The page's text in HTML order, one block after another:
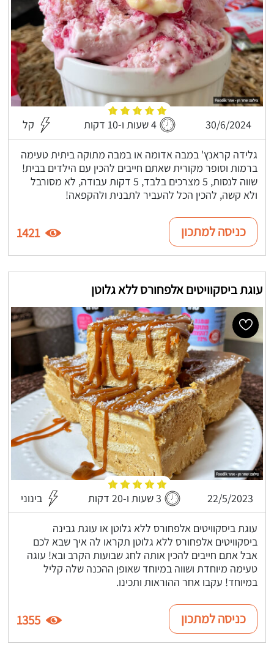
30/6/2024 4 שעות ו-10 דקות קל
גלידה קראנץ' במבה אדומה או במבה מתוקה ביתית טעימה
ברמות וסופר מקורית שאתם חייבים להכין עם הילדים בבית!
שווה לנסות, 5 מצרכים בלבד, 5 דקות עבודה, לא מסורבל
ולא קשה, להכין הכל להעביר לתבנית ולהקפאה!
כניסה למתכון 1421
עוגת ביסקוויטים אלפחורס ללא גלוטן
22/5/2023 3 שעות ו-20 דקות בינוני
עוגת ביסקוויטים אלפחורס ללא גלוטן או עוגת גבינה
ביסקוויטים אלפחורס ללא גלוטן תקראו לה איך שבא לכם
אבל אתם חייבים להכין אותה לחג שבועות הקרב ובא! עוגה
טעימה מיוחדת ושווה במיוחד שאופן ההכנה שלה קליל
במיוחד! עקבו אחר ההוראות ותכינו.
כניסה למתכון 1355